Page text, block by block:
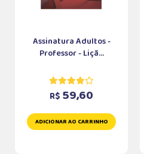
Assinatura Adultos -
Professor - Liçã...
R$ 59,60
ADICIONAR AO CARRINHO